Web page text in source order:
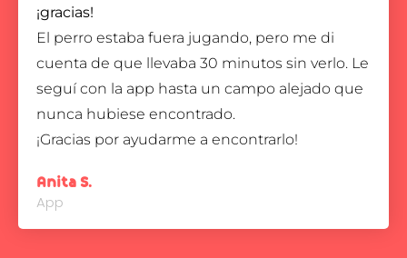
¡gracias!
El perro estaba fuera jugando, pero me di
cuenta de que llevaba 30 minutos sin verlo. Le
seguí con la app hasta un campo alejado que
nunca hubiese encontrado.
¡Gracias por ayudarme a encontrarlo!
Anita S.
App